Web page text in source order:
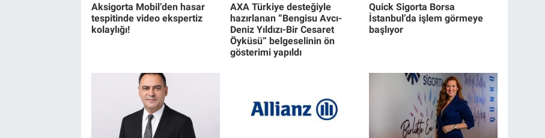
Aksigorta Mobil’den hasar
tespitinde video ekspertiz
kolaylığı!
AXA Türkiye desteğiyle
hazırlanan “Bengisu Avcı-
Deniz Yıldızı-Bir Cesaret
Öyküsü” belgeselinin ön
gösterimi yapıldı
Quick Sigorta Borsa
İstanbul’da işlem görmeye
başlıyor